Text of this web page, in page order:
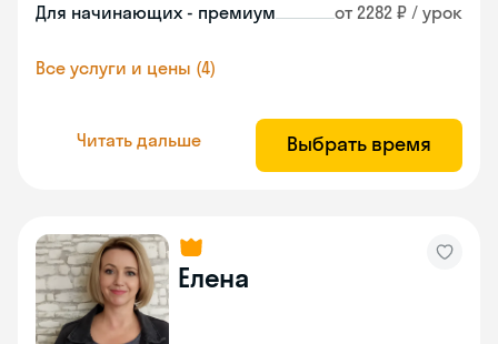
Для начинающих - премиум от 2282 ₽ / урок
Все услуги и цены (4)
Читать дальше Выбрать время
Елена